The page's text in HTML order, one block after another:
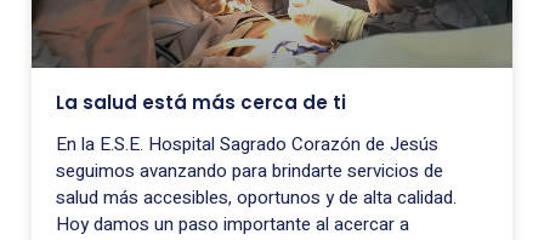
La salud está más cerca de ti
En la E.S.E. Hospital Sagrado Corazón de Jesús
seguimos avanzando para brindarte servicios de
salud más accesibles, oportunos y de alta calidad.
Hoy damos un paso importante al acercar a